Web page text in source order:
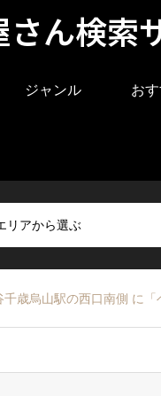
ん検索
ジャンル お
リアから選ぶ
歳烏山駅の西口南側 に